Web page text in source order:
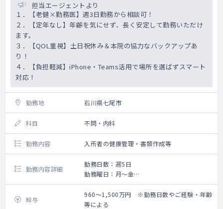
担当エージェントより
１．【老健×勤務医】週3日勤務から相談可！
２．【定年なし】年齢を気にせず、長く安定して勤務いただけ
ます。
３．【QOL重視】土日祝休み＆本院の協力なバックアップあ
り！
４．【負担軽減】iPhone・Teams活用で場所を選ばずスマート
対応！
勤務地 石川県七尾市
科目 不問・内科
勤務内容 入所者の健康管理・書類作成等
勤務内容詳細
勤務日数：週5日
勤務曜日：月～金
当 直：なし
オンコール：原則なし
・連絡は原則としてTeams等のチャットにて
給与
960～1,500万円 ※勤務日数やご経験・年齢
等による